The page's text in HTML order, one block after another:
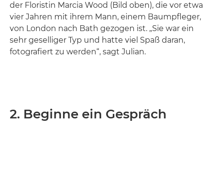
der Floristin Marcia Wood (Bild oben), die vor etwa
vier Jahren mit ihrem Mann, einem Baumpfleger,
von London nach Bath gezogen ist. „Sie war ein
sehr geselliger Typ und hatte viel Spaß daran,
fotografiert zu werden“, sagt Julian.
2. Beginne ein Gespräch